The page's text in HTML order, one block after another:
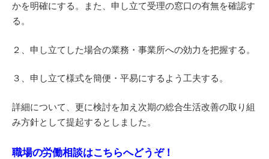
かを明確にする。また、申し立て受理の窓口の有無を確認す
る。
２、申し立てした場合の業務・事業所への効力を把握する。
３、申し立て様式を簡便・平易にするよう工夫する。
詳細について、更に検討を加え次期の総合生活改善の取り組
み方針として提起するとしました。
職場の労働相談はこちらへどうぞ！